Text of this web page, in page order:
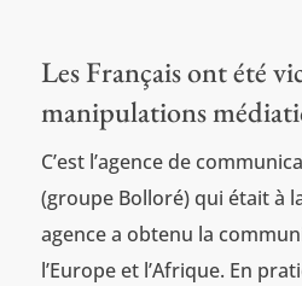
Les Français ont été
manipulations
C’est l’agence de
(groupe Bolloré) qui était à
agence a obtenu la
l’Europe et l’Afrique. En